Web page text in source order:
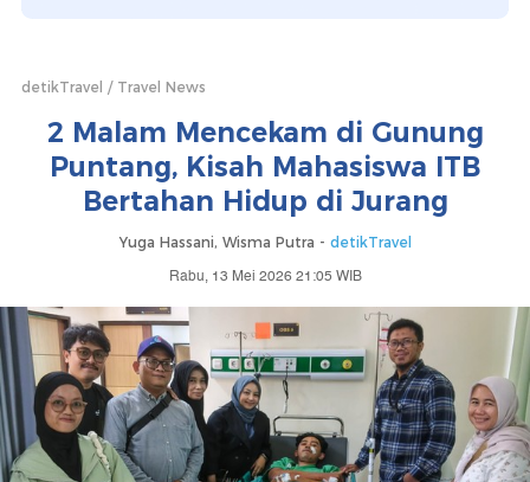
detikTravel Travel News
2 Malam Mencekam di Gunung
Puntang, Kisah Mahasiswa ITB
Bertahan Hidup di Jurang
Yuga Hassani, Wisma Putra - detikTravel
Rabu, 13 Mei 2026 21:05 WIB